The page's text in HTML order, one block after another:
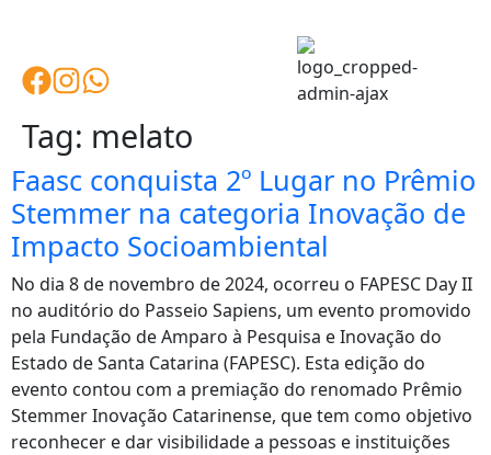
Tag: melato
Faasc conquista 2º Lugar no Prêmio
Stemmer na categoria Inovação de
Impacto Socioambiental
No dia 8 de novembro de 2024, ocorreu o FAPESC Day II
no auditório do Passeio Sapiens, um evento promovido
pela Fundação de Amparo à Pesquisa e Inovação do
Estado de Santa Catarina (FAPESC). Esta edição do
evento contou com a premiação do renomado Prêmio
Stemmer Inovação Catarinense, que tem como objetivo
reconhecer e dar visibilidade a pessoas e instituições